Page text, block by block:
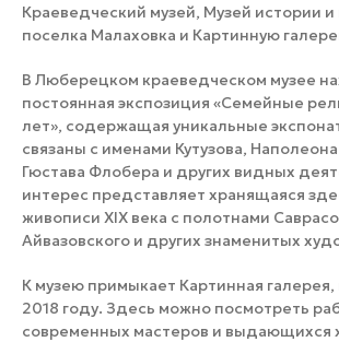
Краеведческий музей, Музей истории и
поселка Малаховка и Картинную
В Люберецком краеведческом музее
постоянная экспозиция «Семейные
лет», содержащая уникальные
связаны с именами Кутузова,
Гюстава Флобера и других видных
интерес представляет хранящаяся
живописи XIX века с полотнами
Айвазовского и других знаменитых
К музею примыкает Картинная галерея,
2018 году. Здесь можно посмотреть
современных мастеров и выдающихся